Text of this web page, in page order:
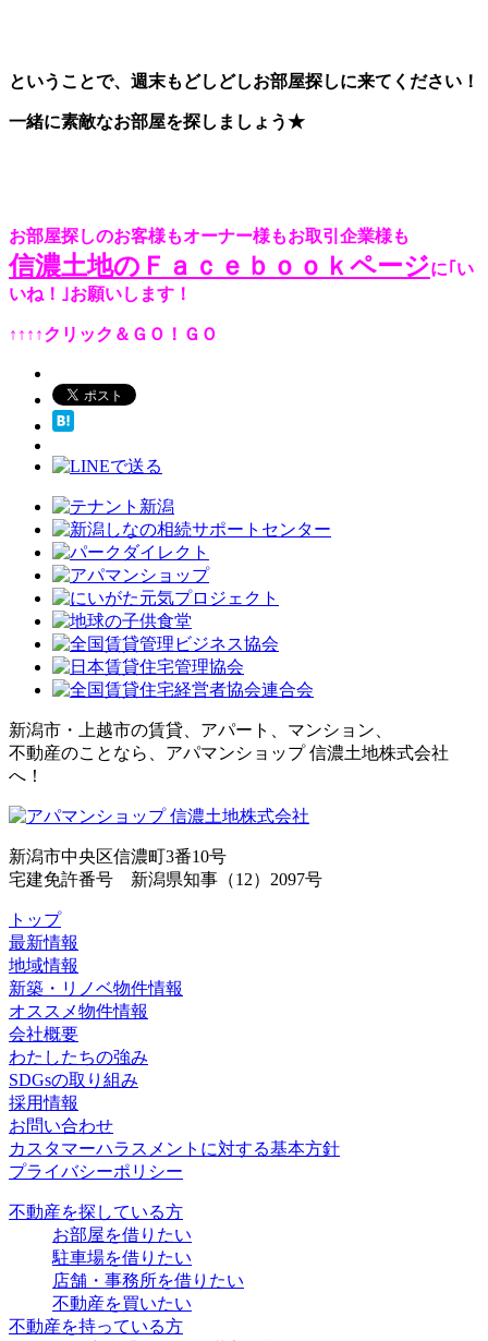
ということで、週末もどしどしお部屋探しに来てください！
一緒に素敵なお部屋を探しましょう★
お部屋探しのお客様もオーナー様もお取引企業様も
信濃土地のＦａｃｅｂｏｏｋページに｢い
いね！｣お願いします！
↑↑↑↑クリック＆ＧＯ！ＧＯ
新潟市・上越市の賃貸、アパート、マンション、
不動産のことなら、アパマンショップ 信濃土地株式会社
へ！
新潟市中央区信濃町3番10号
宅建免許番号 新潟県知事（12）2097号
トップ
最新情報
地域情報
新築・リノベ物件情報
オススメ物件情報
会社概要
わたしたちの強み
SDGsの取り組み
採用情報
お問い合わせ
カスタマーハラスメントに対する基本方針
プライバシーポリシー
不動産を探している方
お部屋を借りたい
駐車場を借りたい
店舗・事務所を借りたい
不動産を買いたい
不動産を持っている方